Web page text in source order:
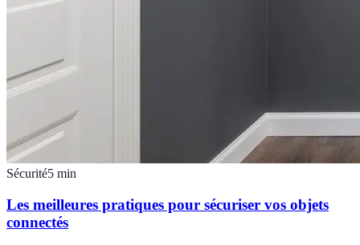
Sécurité5 min
Les meilleures pratiques pour sécuriser vos objets
connectés